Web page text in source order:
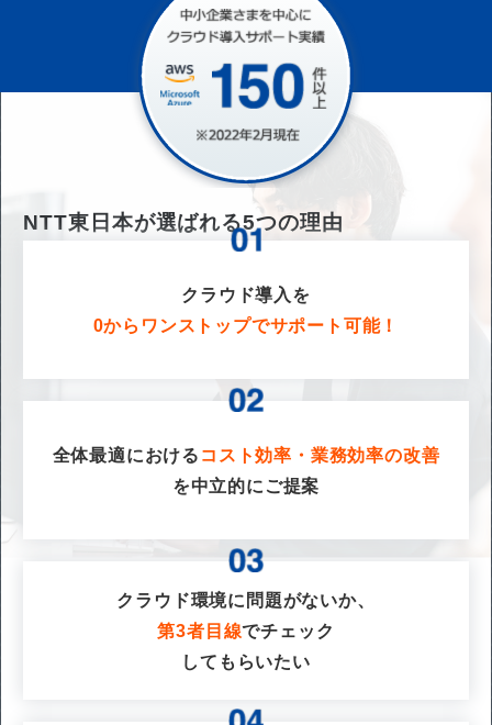
NTT東日本が選ばれる5つの理由
クラウド導入を
0からワンストップでサポート可能！
全体最適における コスト効率・業務効率の改善
を中立的にご提案
クラウド環境に問題がないか、
第3者目線でチェック
してもらいたい